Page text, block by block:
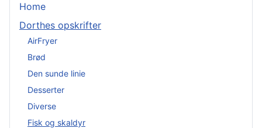
Home
Dorthes opskrifter
AirFryer
Brød
Den sunde linie
Desserter
Diverse
Fisk og skaldyr